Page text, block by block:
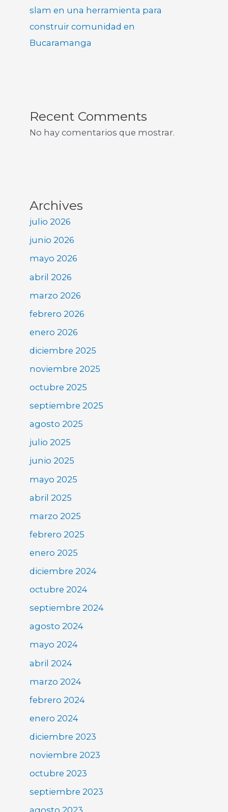
slam en una herramienta para
construir comunidad en
Bucaramanga
Recent Comments
No hay comentarios que mostrar.
Archives
julio 2026
junio 2026
mayo 2026
abril 2026
marzo 2026
febrero 2026
enero 2026
diciembre 2025
noviembre 2025
octubre 2025
septiembre 2025
agosto 2025
julio 2025
junio 2025
mayo 2025
abril 2025
marzo 2025
febrero 2025
enero 2025
diciembre 2024
octubre 2024
septiembre 2024
agosto 2024
mayo 2024
abril 2024
marzo 2024
febrero 2024
enero 2024
diciembre 2023
noviembre 2023
octubre 2023
septiembre 2023